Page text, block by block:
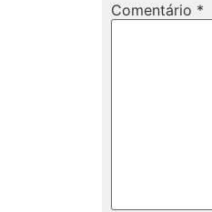
Comentário *